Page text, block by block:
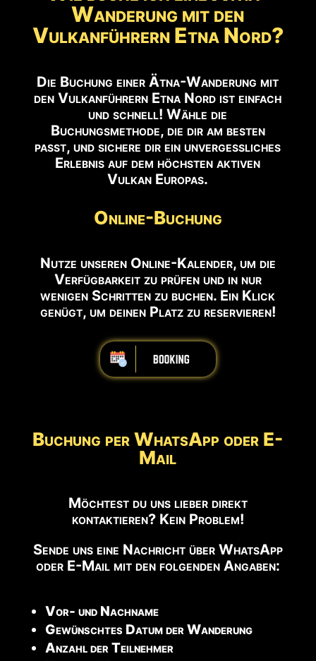
Wanderung mit den
Vulkanführern Etna Nord?
Die Buchung einer Ätna-Wanderung mit
den Vulkanführern Etna Nord ist einfach
und schnell! Wähle die
Buchungsmethode, die dir am besten
passt, und sichere dir ein unvergessliches
Erlebnis auf dem höchsten aktiven
Vulkan Europas.
Online-Buchung
Nutze unseren Online-Kalender, um die
Verfügbarkeit zu prüfen und in nur
wenigen Schritten zu buchen. Ein Klick
genügt, um deinen Platz zu reservieren!
iiiiiiiiiiiiiiiiiiiiiiii
Buchung per WhatsApp oder E-
Mail
Möchtest du uns lieber direkt
kontaktieren? Kein Problem!
Sende uns eine Nachricht über WhatsApp
oder E-Mail mit den folgenden Angaben:
Vor- und Nachname
Gewünschtes Datum der Wanderung
Anzahl der Teilnehmer